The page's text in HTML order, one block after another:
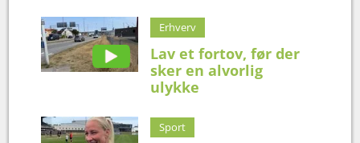
Erhverv
Lav et fortov, før der
sker en alvorlig
ulykke
Sport